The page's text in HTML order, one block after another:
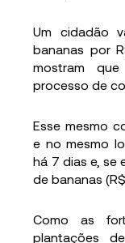
Um cidadão
bananas por
mostram
processo de
Esse mesmo
e no mesmo
há 7 dias e, se
de bananas
Como as
plantações